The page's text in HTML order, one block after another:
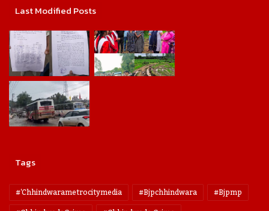
Last Modified Posts
Tags
#'chhindwarametrocitymedia #bjpchhindwara
#bjpmp